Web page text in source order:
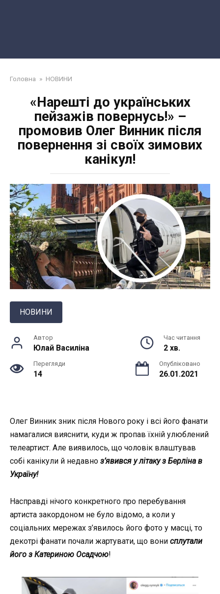
Головна » НОВИНИ
«Нарешті до українських
пейзажів повернусь!» –
промовив Олег Винник після
повернення зі своїх зимових
канікул!
НОВИНИ
Автор
Юлай Василiна
Час читання
2 хв.
Перегляди
14
Опубліковано
26.01.2021
Олег Винник зник після Нового року і всі його фанати
намагалися вияснити, куди ж пропав їхній улюблений
телеартист. Але виявилось, що чоловік влаштував
собі канікули й недавно з’явився у літаку з Берліна в
Україну!
Насправді нічого конкретного про перебування
артиста закордоном не було відомо, а коли у
соціальних мережах з’явилось його фото у масці, то
декотрі фанати почали жартувати, що вони сплутали
його з Катериною Осадчою!